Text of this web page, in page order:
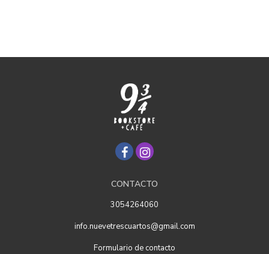
CONTACTO
3054264060
info.nuevetrescuartos@gmail.com
Formulario de contacto